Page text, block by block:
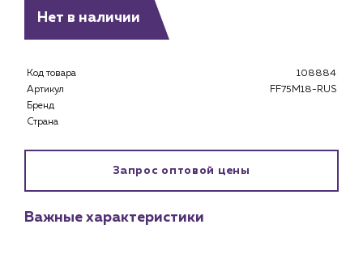
Предприятиям и юр.лицам
Нет в наличии
Код товара
108884
Артикул
FF75M18-RUS
Бренд
Страна
Запрос оптовой цены
Важные характеристики